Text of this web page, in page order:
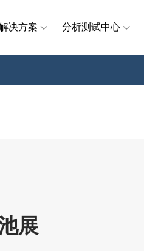
决方案 分析测试中心
展